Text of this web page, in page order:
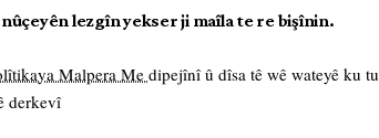
lezgîn yekser ji maîla te re bişînin.
Malpera Me dipejînî û dîsa tê wê wateyê ku tu
derkevî